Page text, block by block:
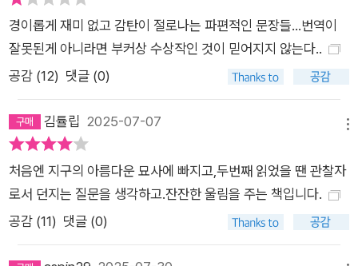
경이롭게 재미 없고 감탄이 절로나는 파편적인 문장들...번역이
잘못된게 아니라면 부커상 수상작인 것이 믿어지지 않는다..
공감 (12) 댓글 (0)
김튤립 2025-07-07
처음엔 지구의 아름다운 묘사에 빠지고,두번째 읽었을 땐 관찰자
로서 던지는 질문을 생각하고.잔잔한 울림을 주는 책입니다.
공감 (11) 댓글 (0)